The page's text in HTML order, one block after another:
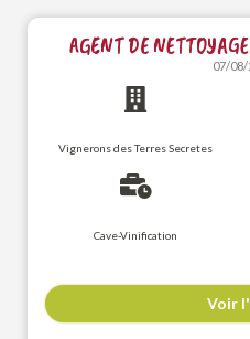
AGENT DE
07/08/
Vignerons des Terres Secretes
Cave-Vinification
Voir